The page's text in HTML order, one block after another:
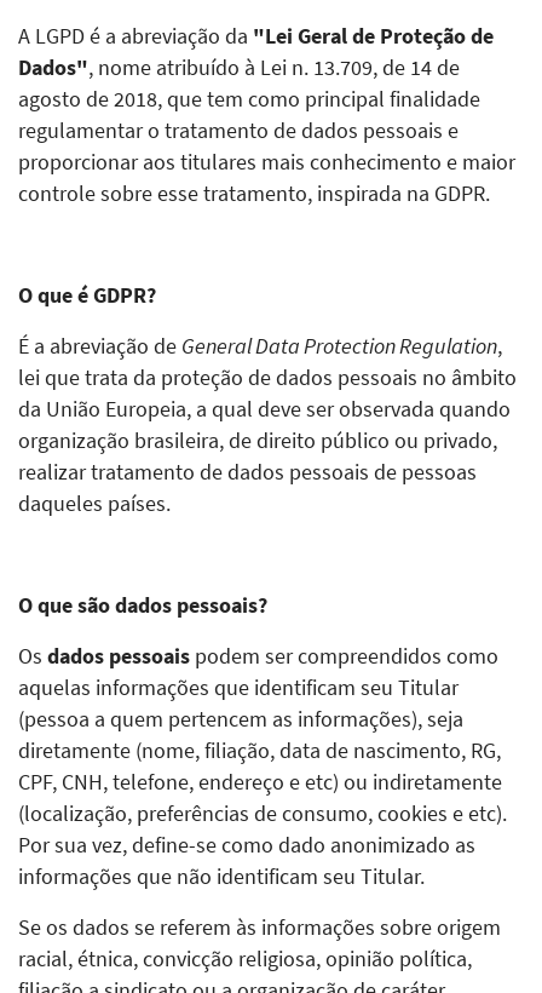
A LGPD é a abreviação da "Lei Geral de Proteção de
Dados", nome atribuído à Lei n. 13.709, de 14 de
agosto de 2018, que tem como principal finalidade
regulamentar o tratamento de dados pessoais e
proporcionar aos titulares mais conhecimento e maior
controle sobre esse tratamento, inspirada na GDPR.
O que é GDPR?
É a abreviação de General Data Protection Regulation,
lei que trata da proteção de dados pessoais no âmbito
da União Europeia, a qual deve ser observada quando
organização brasileira, de direito público ou privado,
realizar tratamento de dados pessoais de pessoas
daqueles países.
O que são dados pessoais?
Os dados pessoais podem ser compreendidos como
aquelas informações que identificam seu Titular
(pessoa a quem pertencem as informações), seja
diretamente (nome, filiação, data de nascimento, RG,
CPF, CNH, telefone, endereço e etc) ou indiretamente
(localização, preferências de consumo, cookies e etc).
Por sua vez, define-se como dado anonimizado as
informações que não identificam seu Titular.
Se os dados se referem às informações sobre origem
racial, étnica, convicção religiosa, opinião política,